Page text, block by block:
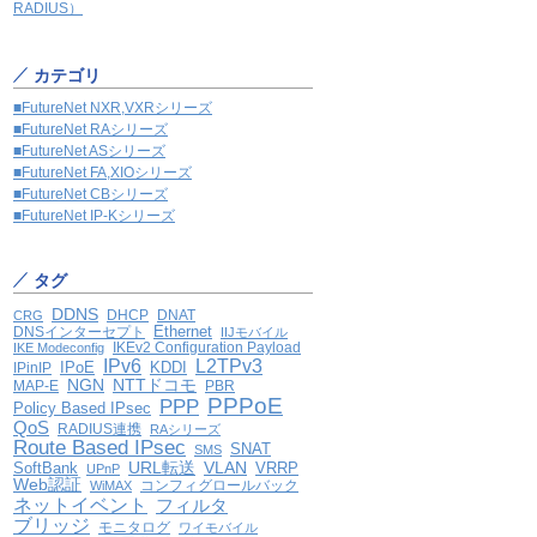
RADIUS）
カテゴリ
■FutureNet NXR,VXRシリーズ
■FutureNet RAシリーズ
■FutureNet ASシリーズ
■FutureNet FA,XIOシリーズ
■FutureNet CBシリーズ
■FutureNet IP-Kシリーズ
タグ
CRG DDNS DHCP DNAT
DNSインターセプト Ethernet
IIJモバイル
IKE Modeconfig
IKEv2 Configuration Payload
IPinIP
IPoE IPv6 KDDI L2TPv3
MAP-E NGN NTTドコモ PBR
Policy Based IPsec PPP PPPoE
QoS RADIUS連携 RAシリーズ
Route Based IPsec SMS SNAT
SoftBank UPnP URL転送 VLAN VRRP
Web認証
WiMAX コンフィグロールバック
ネットイベント
フィルタ
ブリッジ
モニタログ
ワイモバイル